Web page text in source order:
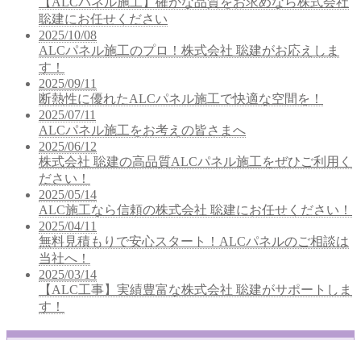
聡建にお任せください
2025/10/08
ALCパネル施工のプロ！株式会社 聡建がお応えしま
す！
2025/09/11
断熱性に優れたALCパネル施工で快適な空間を！
2025/07/11
ALCパネル施工をお考えの皆さまへ
2025/06/12
株式会社 聡建の高品質ALCパネル施工をぜひご利用く
ださい！
2025/05/14
ALC施工なら信頼の株式会社 聡建にお任せください！
2025/04/11
無料見積もりで安心スタート！ALCパネルのご相談は
当社へ！
2025/03/14
【ALC工事】実績豊富な株式会社 聡建がサポートしま
す！